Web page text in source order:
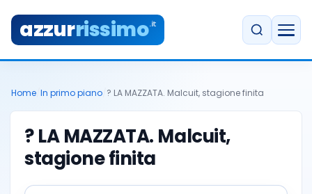
azzurrissimo.it
Home In primo piano ? LA MAZZATA. Malcuit, stagione finita
? LA MAZZATA. Malcuit,
stagione finita